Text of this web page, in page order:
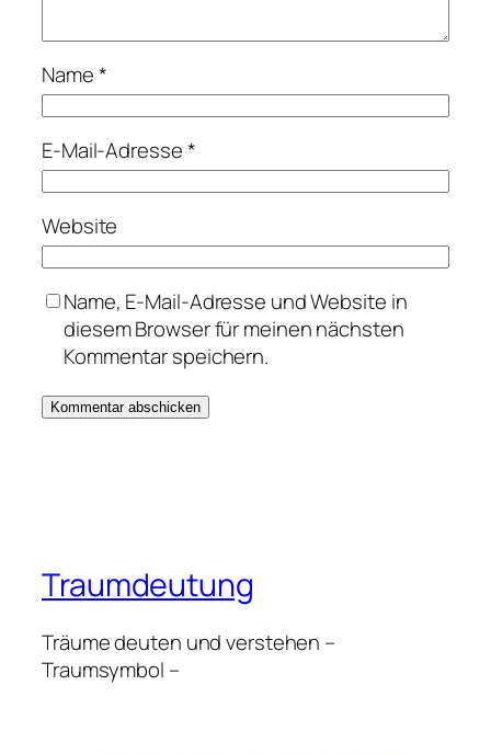
Name*
E-Mail-Adresse*
Website
Name, E-Mail-Adresse und Website in
diesem Browser für meinen nächsten
Kommentar speichern.
Traumdeutung
Träume deuten und verstehen –
Traumsymbol –